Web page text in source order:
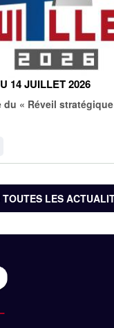
14 JUILLET 2026
« Réveil stratégique
TOUTES LES